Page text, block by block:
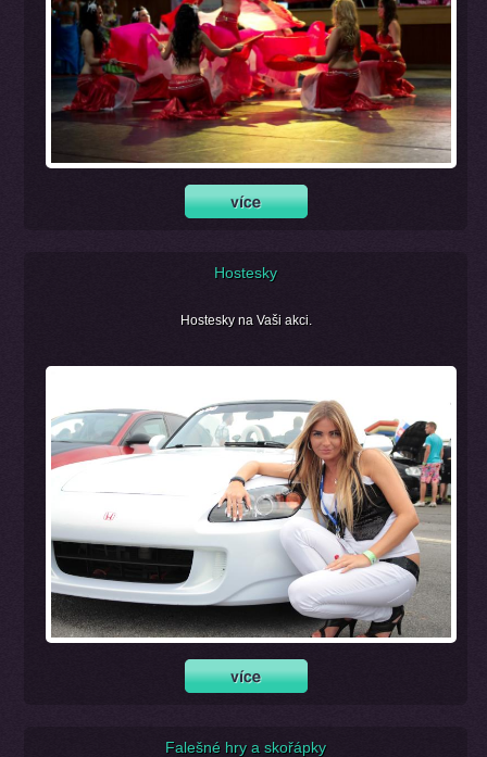
Hostesky
Hostesky na Vaši akci.
Falešné hry a skořápky